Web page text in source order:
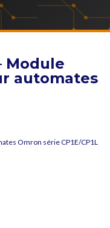
Module
automates
Omron série CP1E/CP1L